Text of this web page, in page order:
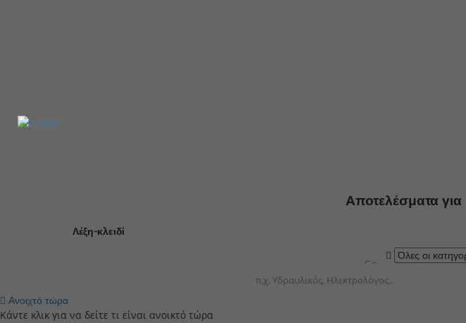
Αποτελέσματα για
Go
Λέξη-κλειδί
Ανοιχτό τώρα
Κάντε κλικ για να δείτε τι είναι ανοικτό τώρα